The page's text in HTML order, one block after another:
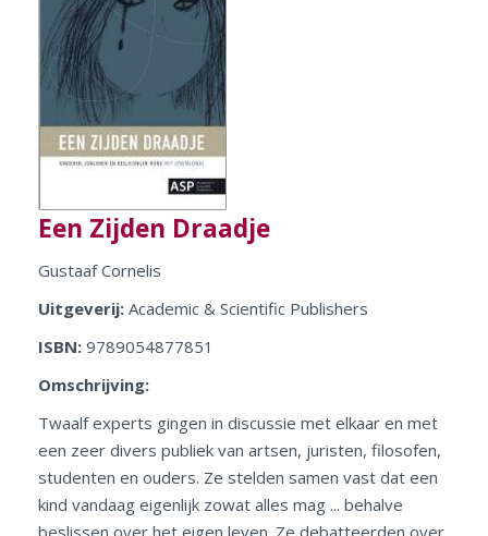
Een Zijden Draadje
Gustaaf Cornelis
Uitgeverij: Academic & Scientific Publishers
ISBN: 9789054877851
Omschrijving:
Twaalf experts gingen in discussie met elkaar en met
een zeer divers publiek van artsen, juristen, filosofen,
studenten en ouders. Ze stelden samen vast dat een
kind vandaag eigenlijk zowat alles mag ... behalve
beslissen over het eigen leven. Ze debatteerden over